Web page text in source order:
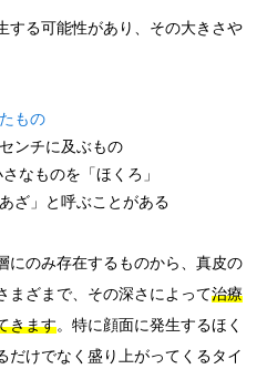
する可能性があり、その大きさや
もの
ンチに及ぶもの
なものを「ほくろ」
ざ」と呼ぶことがある
にのみ存在するものから、真皮の
まざまで、その深さによって治療
きます。特に顔面に発生するほく
だけでなく盛り上がってくるタイ